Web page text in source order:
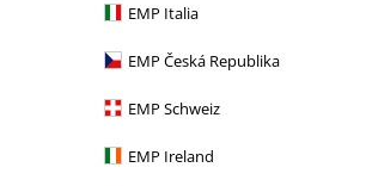
EMP Italia
EMP Česká Republika
EMP Schweiz
EMP Ireland
může zpracovávat mé osobní údaje a
s ustanovenímiOchrana osobních údajů